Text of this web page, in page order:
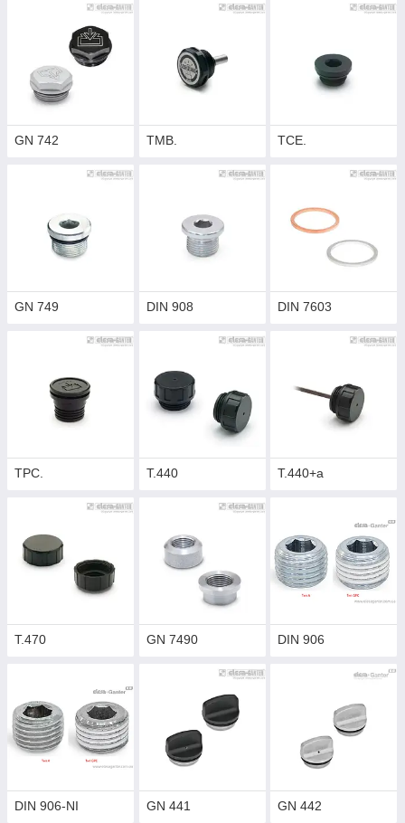
GN 742 TMB. TCE.
GN 749 DIN 908 DIN 7603
TPC. T.440 T.440+a
T.470 GN 7490 DIN 906
DIN 906-NI GN 441 GN 442